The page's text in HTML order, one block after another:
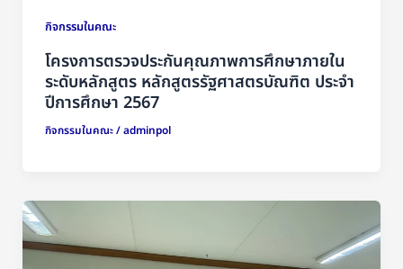
กิจกรรมในคณะ
โครงการตรวจประกันคุณภาพการศึกษาภายใน
ระดับหลักสูตร หลักสูตรรัฐศาสตรบัณฑิต ประจำ
ปีการศึกษา 2567
กิจกรรมในคณะ/adminpol